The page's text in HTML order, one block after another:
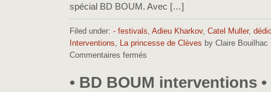
spécial BD BOUM. Avec […]
Filed under: - festivals, Adieu Kharkov, Catel Muller,
Interventions, La princesse de Clèves by Claire Bouilhac
Commentaires fermés
Retour
de
• BD BOUM interventions •